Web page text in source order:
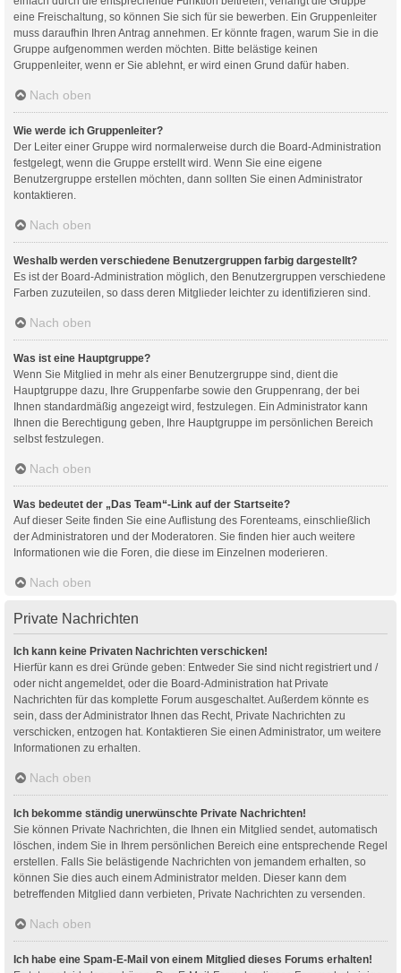
eine Freischaltung, so können Sie sich für sie bewerben. Ein Gruppenleiter
muss daraufhin Ihren Antrag annehmen. Er könnte fragen, warum Sie in die
Gruppe aufgenommen werden möchten. Bitte belästige keinen
Gruppenleiter, wenn er Sie ablehnt, er wird einen Grund dafür haben.
Nach oben
Wie werde ich Gruppenleiter?
Der Leiter einer Gruppe wird normalerweise durch die Board-Administration
festgelegt, wenn die Gruppe erstellt wird. Wenn Sie eine eigene
Benutzergruppe erstellen möchten, dann sollten Sie einen Administrator
kontaktieren.
Nach oben
Weshalb werden verschiedene Benutzergruppen farbig dargestellt?
Es ist der Board-Administration möglich, den Benutzergruppen verschiedene
Farben zuzuteilen, so dass deren Mitglieder leichter zu identifizieren sind.
Nach oben
Was ist eine Hauptgruppe?
Wenn Sie Mitglied in mehr als einer Benutzergruppe sind, dient die
Hauptgruppe dazu, Ihre Gruppenfarbe sowie den Gruppenrang, der bei
Ihnen standardmäßig angezeigt wird, festzulegen. Ein Administrator kann
Ihnen die Berechtigung geben, Ihre Hauptgruppe im persönlichen Bereich
selbst festzulegen.
Nach oben
Was bedeutet der „Das Team“-Link auf der Startseite?
Auf dieser Seite finden Sie eine Auflistung des Forenteams, einschließlich
der Administratoren und der Moderatoren. Sie finden hier auch weitere
Informationen wie die Foren, die diese im Einzelnen moderieren.
Nach oben
Private Nachrichten
Ich kann keine Privaten Nachrichten verschicken!
Hierfür kann es drei Gründe geben: Entweder Sie sind nicht registriert und /
oder nicht angemeldet, oder die Board-Administration hat Private
Nachrichten für das komplette Forum ausgeschaltet. Außerdem könnte es
sein, dass der Administrator Ihnen das Recht, Private Nachrichten zu
verschicken, entzogen hat. Kontaktieren Sie einen Administrator, um weitere
Informationen zu erhalten.
Nach oben
Ich bekomme ständig unerwünschte Private Nachrichten!
Sie können Private Nachrichten, die Ihnen ein Mitglied sendet, automatisch
löschen, indem Sie in Ihrem persönlichen Bereich eine entsprechende Regel
erstellen. Falls Sie belästigende Nachrichten von jemandem erhalten, so
können Sie dies auch einem Administrator melden. Dieser kann dem
betreffenden Mitglied dann verbieten, Private Nachrichten zu versenden.
Nach oben
Ich habe eine Spam-E-Mail von einem Mitglied dieses Forums erhalten!